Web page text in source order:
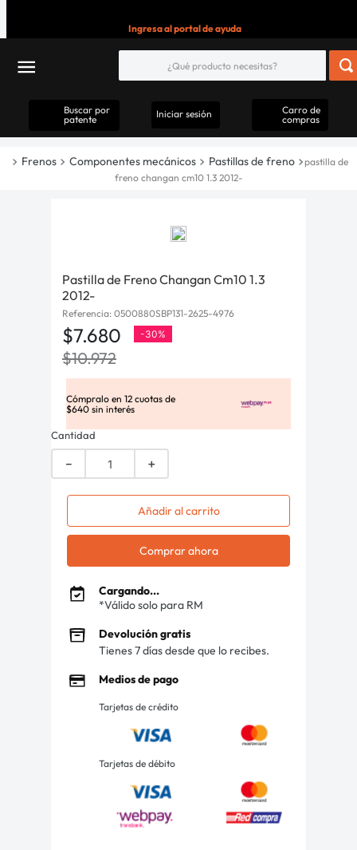
Ingresa al portal de ayuda
Buscar por
patente
Iniciar sesión
Carro de
compras
Frenos Componentes mecánicos Pastillas de freno
pastilla de
freno changan cm10 1.3 2012-
Pastilla de Freno Changan Cm10 1.3
2012-
Referencia: 0500880SBP131-2625-4976
$7.680 -30%
$10.972
Cómpralo en 12 cuotas de
$640 sin interés
Cantidad
＋
－
Añadir al carrito
Comprar ahora
Cargando...
*Válido solo para RM
Devolución gratis
Tienes 7 días desde que lo recibes.
Medios de pago
Tarjetas de crédito
Tarjetas de débito